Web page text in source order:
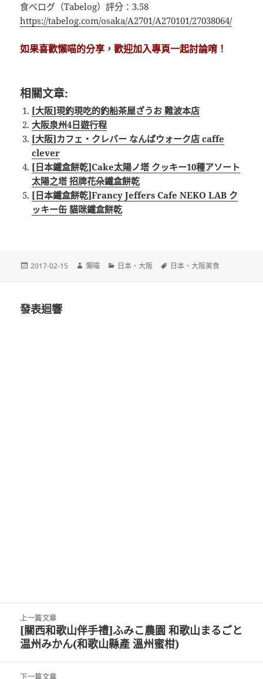
食べログ（Tabelog）評分：3.58
https://tabelog.com/osaka/A2701/A270101/27038064/
如果喜歡懶喵的分享，歡迎加入專頁一起討論唷！
相關文章:
[大阪]現釣現吃的釣船茶屋ざうお 難波本店
大阪泉州4日遊行程
[大阪]カフェ・クレバー なんばウォーク店 caffe
clever
[日本鐵盒餅乾]Cake太陽ノ塔 クッキー10種アソート
太陽之塔 招牌花朵鐵盒餅乾
[日本鐵盒餅乾]Francy Jeffers Cafe NEKO LAB ク
ッキー缶 貓咪鐵盒餅乾
發
2017-02-15
作
懶喵
分
日本 、大阪
標
日本 、大阪美食
發表迴響
上一篇文章
上
一
文
[關西和歌山伴手禮]ふみこ農園 和歌山まるごと
温州みかん(和歌山縣產 溫州蜜柑)
下一篇文章